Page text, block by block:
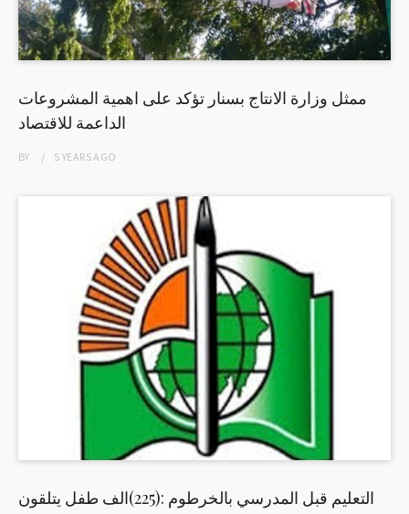
ممثل وزارة الانتاج بسنار تؤكد على اهمية المشروعات
الداعمة للاقتصاد
BY 5 YEARSAGO
التعليم قبل المدرسي بالخرطوم :(225)الف طفل يتلقون